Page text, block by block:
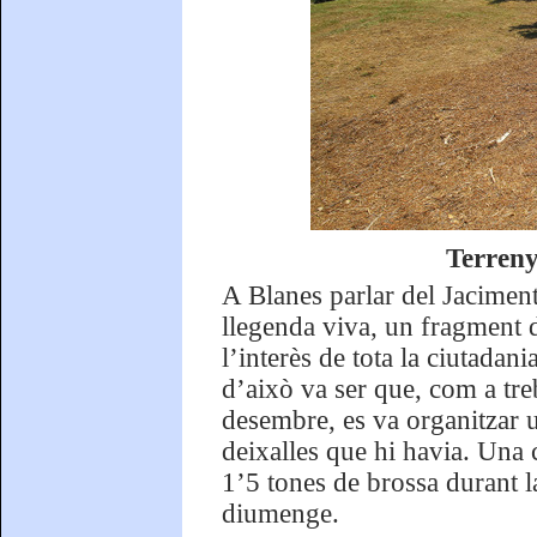
A Blanes parlar del
llegenda viva, un fragment
l’interès de tota la
d’això va ser que, com a
desembre, es va organitzar
deixalles que hi havia.
1’5 tones de brossa durant
diumenge.